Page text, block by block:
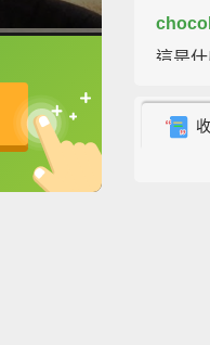
英
這是